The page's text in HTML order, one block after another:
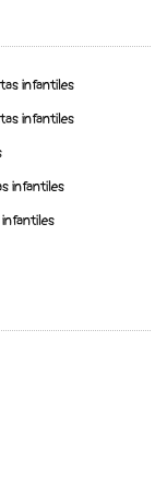
infantiles
infantiles
infantiles